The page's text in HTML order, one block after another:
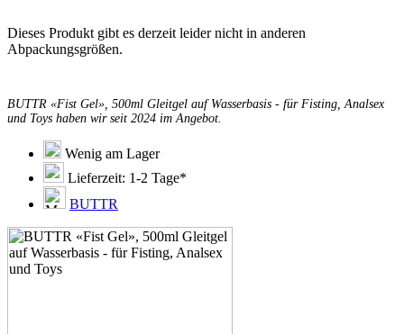
Dieses Produkt gibt es derzeit leider nicht in anderen
Abpackungsgrößen.
BUTTR «Fist Gel», 500ml Gleitgel auf Wasserbasis - für Fisting, Analsex
und Toys haben wir seit 2024 im Angebot.
Wenig am Lager
Lieferzeit: 1-2 Tage*
BUTTR